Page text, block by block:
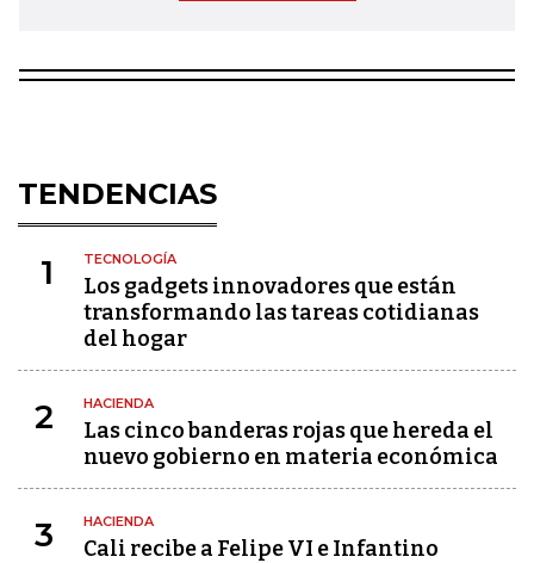
TENDENCIAS
1 TECNOLOGÍA
Los gadgets innovadores que están
transformando las tareas cotidianas
del hogar
2 HACIENDA
Las cinco banderas rojas que hereda el
nuevo gobierno en materia económica
3 HACIENDA
Cali recibe a Felipe VI e Infantino